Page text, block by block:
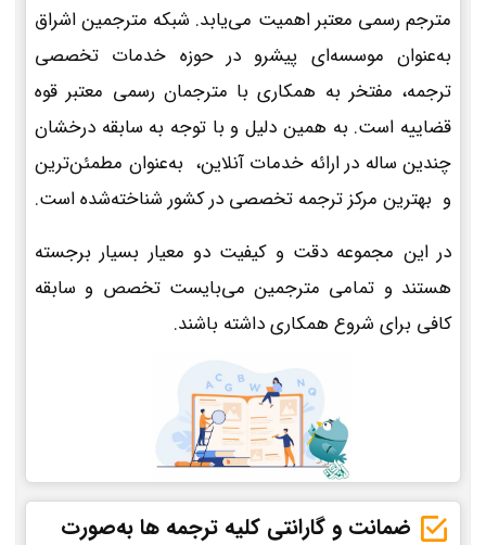
مترجم رسمی معتبر اهمیت می‌یابد. شبکه مترجمین اشراق
به‌عنوان موسسه‌ای پیشرو در حوزه خدمات تخصصی
ترجمه، مفتخر به همکاری با مترجمان رسمی معتبر قوه
قضاییه است. به همین دلیل و با توجه به سابقه درخشان
چندین ساله در ارائه خدمات آنلاین، به‌عنوان مطمئن‌ترین
و بهترین مرکز ترجمه تخصصی در کشور شناخته‌شده است.
در این مجموعه دقت و کیفیت دو معیار بسیار برجسته
هستند و تمامی مترجمین می‌بایست تخصص و سابقه
کافی برای شروع همکاری داشته باشند.
ضمانت و گارانتی کلیه ترجمه ها به‌صورت